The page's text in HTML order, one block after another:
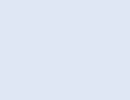
öffnet neues
öffnet neues